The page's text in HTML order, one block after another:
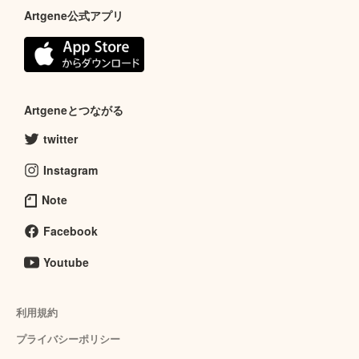
Artgene公式アプリ
Artgeneとつながる
twitter
Instagram
Note
Facebook
Youtube
利用規約
プライバシーポリシー